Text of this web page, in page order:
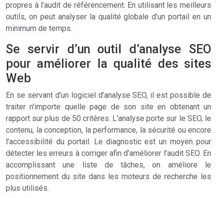
propres à l’audit de référencement. En utilisant les meilleurs
outils, on peut analyser la qualité globale d’un portail en un
minimum de temps.
Se servir d’un outil d’analyse SEO
pour améliorer la qualité des sites
Web
En se servant d’un logiciel d’analyse SEO, il est possible de
traiter n’importe quelle page de son site en obtenant un
rapport sur plus de 50 critères. L’analyse porte sur le SEO, le
contenu, la conception, la performance, la sécurité ou encore
l’accessibilité du portail. Le diagnostic est un moyen pour
détecter les erreurs à corriger afin d’améliorer l’audit SEO. En
accomplissant une liste de tâches, on améliore le
positionnement du site dans les moteurs de recherche les
plus utilisés.